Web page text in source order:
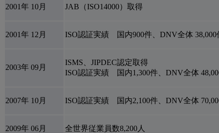
2001年 10月 JAB（ISO14000）取得
2001年 12月 ISO認証実績 国内900件、DNV全体 38,000
2003年 09月
ISMS、JIPDEC認定取得
ISO認証実績 国内1,300件、DNV全体
2007年 10月 ISO認証実績 国内2,100件、DNV全体
2009年 06月 全世界従業員数8,200人